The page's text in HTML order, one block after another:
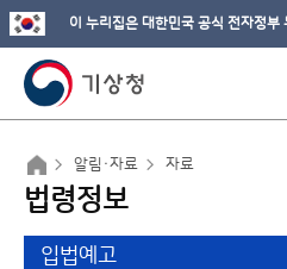
이 누리집은 대한민국 공식 전자정부
알림·자료 자료
법령정보
입법예고